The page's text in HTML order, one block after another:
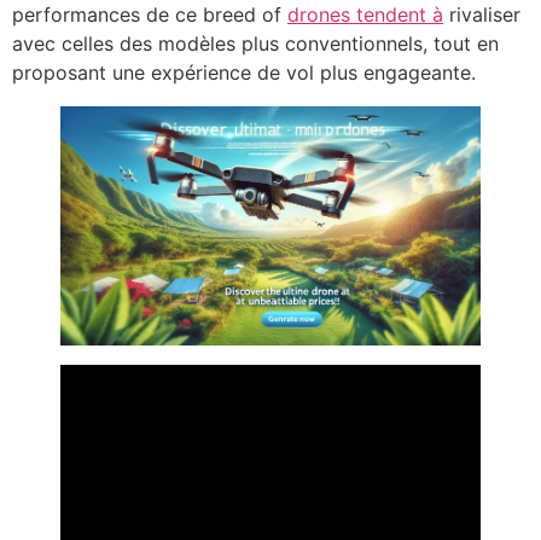
performances de ce breed of drones tendent à rivaliser
avec celles des modèles plus conventionnels, tout en
proposant une expérience de vol plus engageante.